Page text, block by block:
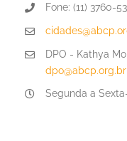
Fone: (11) 3760-
DPO - Kathya
dpo@abcp.org.br
Segunda a